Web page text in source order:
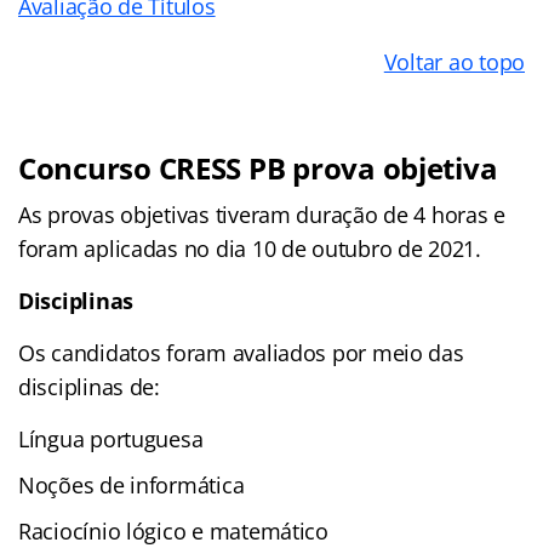
Avaliação de Títulos
Voltar ao topo
Concurso CRESS PB prova objetiva
As provas objetivas tiveram duração de 4 horas e
foram aplicadas no dia 10 de outubro de 2021.
Disciplinas
Os candidatos foram avaliados por meio das
disciplinas de:
Língua portuguesa
Noções de informática
Raciocínio lógico e matemático